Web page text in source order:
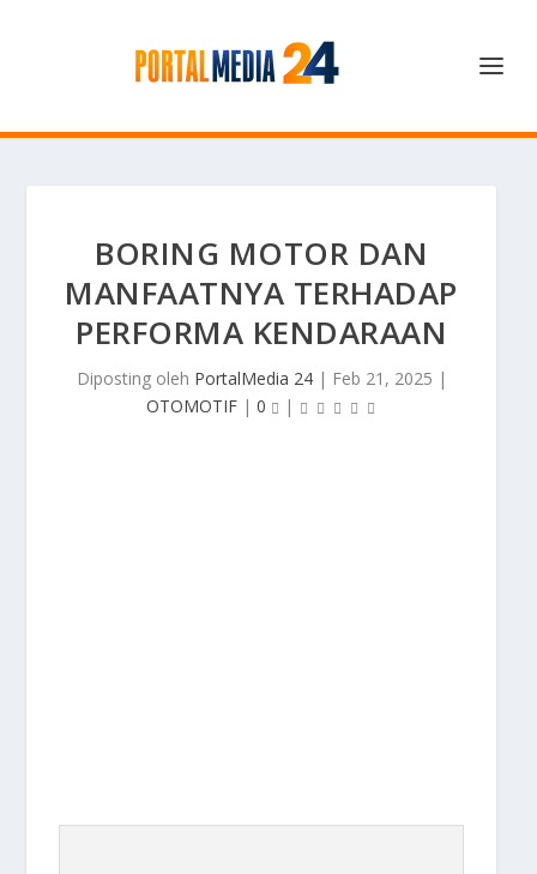
BORING MOTOR DAN
MANFAATNYA TERHADAP
PERFORMA KENDARAAN
Diposting oleh PortalMedia 24| Feb 21, 2025 |
OTOMOTIF| 0 |